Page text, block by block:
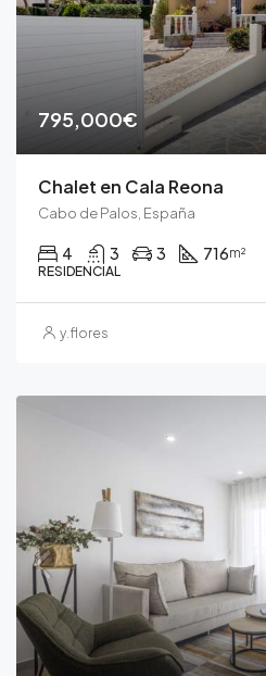
795,000€
Chalet en Cala Reona
Cabo de Palos, España
4 3 3 716m²
RESIDENCIAL
y.flores